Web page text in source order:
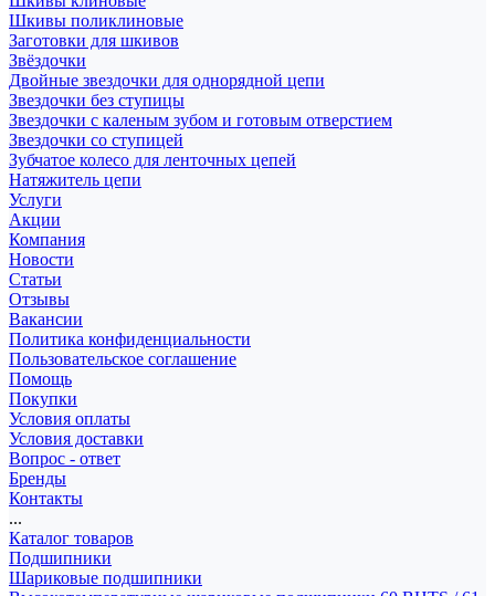
Шкивы поликлиновые
Заготовки для шкивов
Звёздочки
Двойные звездочки для однорядной цепи
Звездочки без ступицы
Звездочки с каленым зубом и готовым отверстием
Звездочки со ступицей
Зубчатое колесо для ленточных цепей
Натяжитель цепи
Услуги
Акции
Компания
Новости
Статьи
Отзывы
Вакансии
Политика конфиденциальности
Пользовательское соглашение
Помощь
Покупки
Условия оплаты
Условия доставки
Вопрос - ответ
Бренды
Контакты
...
Каталог товаров
Подшипники
Шариковые подшипники